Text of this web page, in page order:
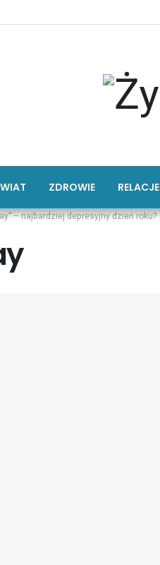
ZDROWIE RELACJE
– najbardziej depresyjny dzień roku?